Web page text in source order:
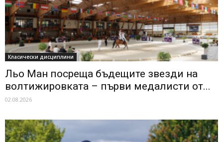
Класически дисциплини
Льо Ман посреща бъдещите звезди на
волтижировката – първи медалисти от...
02.08.2026